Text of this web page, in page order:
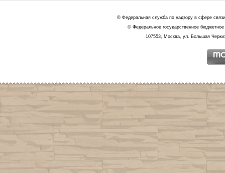
© Федеральная служба по надзору в сфере
© Федеральное государственное
107553, Москва, ул. Большая